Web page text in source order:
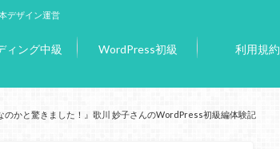
デザイン運営
ィング中級 WordPress初級 利用規約
のかと驚きました！』歌川 妙子さんのWordPress初級編体験記